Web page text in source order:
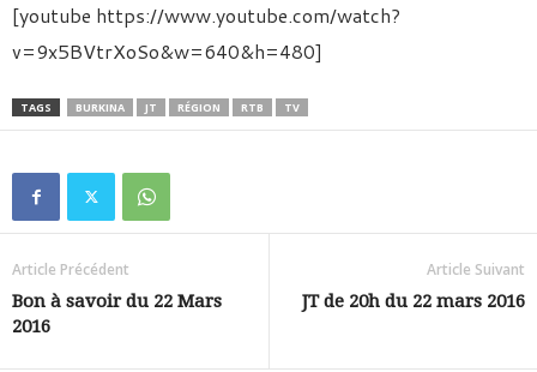
[youtube https://www.youtube.com/watch?
v=9x5BVtrXoSo&w=640&h=480]
TAGS BURKINA JT RÉGION RTB TV
Article Précédent
Bon à savoir du 22 Mars
2016
Article Suivant
JT de 20h du 22 mars 2016